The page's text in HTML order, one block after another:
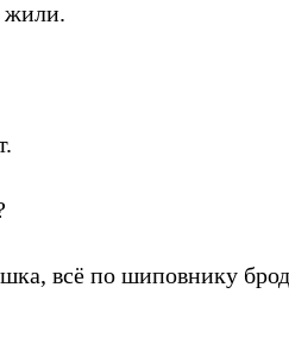
жили.
всё по шиповнику